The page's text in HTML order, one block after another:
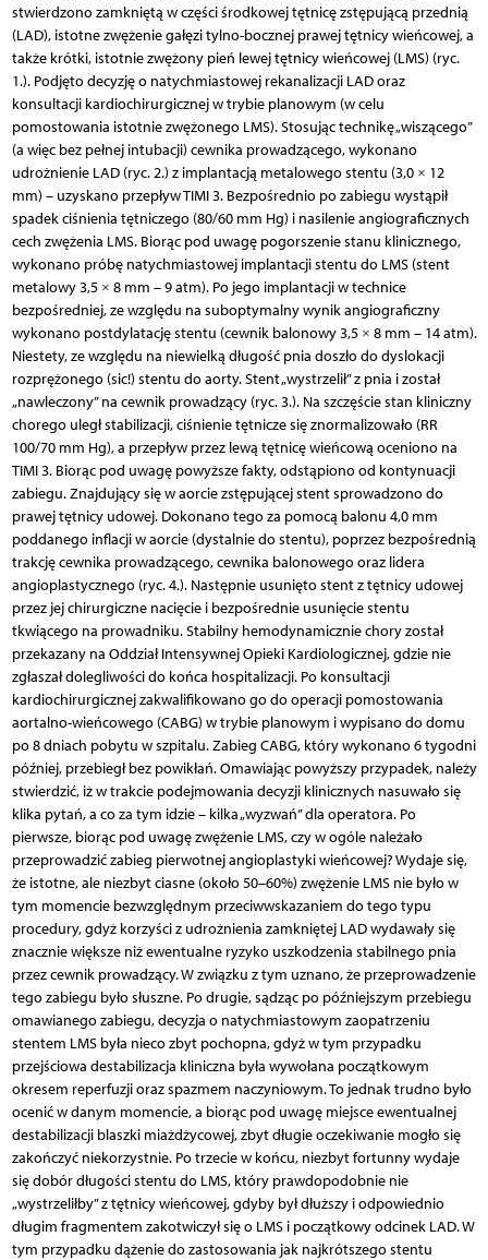
stwierdzono zamkniętą w części środkowej tętnicę zstępującą przednią
(LAD), istotne zwężenie gałęzi tylno-bocznej prawej tętnicy wieńcowej, a
także krótki, istotnie zwężony pień lewej tętnicy wieńcowej (LMS) (ryc.
1.). Podjęto decyzję o natychmiastowej rekanalizacji LAD oraz
konsultacji kardiochirurgicznej w trybie planowym (w celu
pomostowania istotnie zwężonego LMS). Stosując technikę „wiszącego”
(a więc bez pełnej intubacji) cewnika prowadzącego, wykonano
udrożnienie LAD (ryc. 2.) z implantacją metalowego stentu (3,0 × 12
mm) – uzyskano przepływ TIMI 3. Bezpośrednio po zabiegu wystąpił
spadek ciśnienia tętniczego (80/60 mm Hg) i nasilenie angiograficznych
cech zwężenia LMS. Biorąc pod uwagę pogorszenie stanu klinicznego,
wykonano próbę natychmiastowej implantacji stentu do LMS (stent
metalowy 3,5 × 8 mm – 9 atm). Po jego implantacji w technice
bezpośredniej, ze względu na suboptymalny wynik angiograficzny
wykonano postdylatację stentu (cewnik balonowy 3,5 × 8 mm – 14 atm).
Niestety, ze względu na niewielką długość pnia doszło do dyslokacji
rozprężonego (sic!) stentu do aorty. Stent „wystrzelił” z pnia i został
„nawleczony” na cewnik prowadzący (ryc. 3.). Na szczęście stan kliniczny
chorego uległ stabilizacji, ciśnienie tętnicze się znormalizowało (RR
100/70 mm Hg), a przepływ przez lewą tętnicę wieńcową oceniono na
TIMI 3. Biorąc pod uwagę powyższe fakty, odstąpiono od kontynuacji
zabiegu. Znajdujący się w aorcie zstępującej stent sprowadzono do
prawej tętnicy udowej. Dokonano tego za pomocą balonu 4,0 mm
poddanego inflacji w aorcie (dystalnie do stentu), poprzez bezpośrednią
trakcję cewnika prowadzącego, cewnika balonowego oraz lidera
angioplastycznego (ryc. 4.). Następnie usunięto stent z tętnicy udowej
przez jej chirurgiczne nacięcie i bezpośrednie usunięcie stentu
tkwiącego na prowadniku. Stabilny hemodynamicznie chory został
przekazany na Oddział Intensywnej Opieki Kardiologicznej, gdzie nie
zgłaszał dolegliwości do końca hospitalizacji. Po konsultacji
kardiochirurgicznej zakwalifikowano go do operacji pomostowania
aortalno-wieńcowego (CABG) w trybie planowym i wypisano do domu
po 8 dniach pobytu w szpitalu. Zabieg CABG, który wykonano 6 tygodni
później, przebiegł bez powikłań. Omawiając powyższy przypadek, należy
stwierdzić, iż w trakcie podejmowania decyzji klinicznych nasuwało się
klika pytań, a co za tym idzie – kilka „wyzwań” dla operatora. Po
pierwsze, biorąc pod uwagę zwężenie LMS, czy w ogóle należało
przeprowadzić zabieg pierwotnej angioplastyki wieńcowej? Wydaje się,
że istotne, ale niezbyt ciasne (około 50–60%) zwężenie LMS nie było w
tym momencie bezwzględnym przeciwwskazaniem do tego typu
procedury, gdyż korzyści z udrożnienia zamkniętej LAD wydawały się
znacznie większe niż ewentualne ryzyko uszkodzenia stabilnego pnia
przez cewnik prowadzący. W związku z tym uznano, że przeprowadzenie
tego zabiegu było słuszne. Po drugie, sądząc po późniejszym przebiegu
omawianego zabiegu, decyzja o natychmiastowym zaopatrzeniu
stentem LMS była nieco zbyt pochopna, gdyż w tym przypadku
przejściowa destabilizacja kliniczna była wywołana początkowym
okresem reperfuzji oraz spazmem naczyniowym. To jednak trudno było
ocenić w danym momencie, a biorąc pod uwagę miejsce ewentualnej
destabilizacji blaszki miażdżycowej, zbyt długie oczekiwanie mogło się
zakończyć niekorzystnie. Po trzecie w końcu, niezbyt fortunny wydaje
się dobór długości stentu do LMS, który prawdopodobnie nie
„wystrzeliłby” z tętnicy wieńcowej, gdyby był dłuższy i odpowiednio
długim fragmentem zakotwiczył się o LMS i początkowy odcinek LAD. W
tym przypadku dążenie do zastosowania jak najkrótszego stentu